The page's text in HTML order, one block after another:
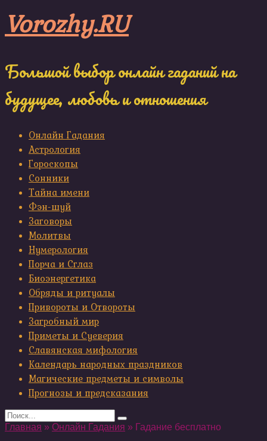
to
content
Vorozhy.RU
Большой выбор онлайн гаданий на
будущее, любовь и отношения
Онлайн Гадания
Астрология
Гороскопы
Сонники
Тайна имени
Фэн-шуй
Заговоры
Молитвы
Нумерология
Порча и Сглаз
Биоэнергетика
Обряды и ритуалы
Привороты и Отвороты
Загробный мир
Приметы и Суеверия
Славянская мифология
Календарь народных праздников
Магические предметы и символы
Прогнозы и предсказания
Search
for:
Главная » Онлайн Гадания » Гадание бесплатно